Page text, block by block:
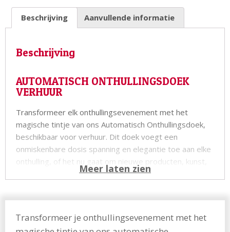
Beschrijving Aanvullende informatie
Beschrijving
AUTOMATISCH ONTHULLINGSDOEK
VERHUUR
Transformeer elk onthullingsevenement met het
magische tintje van ons Automatisch Onthullingsdoek,
beschikbaar voor verhuur. Dit doek voegt een
onmiskenbare dosis spanning en elegantie toe aan elke
onthulling, of het nu gaat om nieuwe producten, kunst,
auto’s, beurzen of promotie evenementen, de
bedrijfsevenement met diverse onthullingen hebt of
Transformeer je onthullingsevenement met het